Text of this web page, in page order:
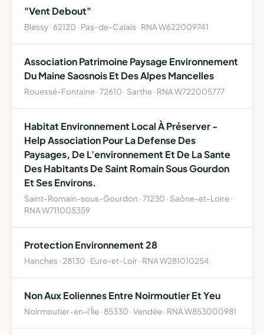
"Vent Debout"
Blessy · 62120 · Pas-de-Calais · RNA W622009741
Association Patrimoine Paysage Environnement
Du Maine Saosnois Et Des Alpes Mancelles
Rouessé-Fontaine · 72610 · Sarthe · RNA W722005777
Habitat Environnement Local À Préserver -
Help Association Pour La Defense Des
Paysages, De L'environnement Et De La Sante
Des Habitants De Saint Romain Sous Gourdon
Et Ses Environs.
Saint-Romain-sous-Gourdon · 71230 · Saône-et-Loire ·
RNA W711005359
Protection Environnement 28
Hanches · 28130 · Eure-et-Loir · RNA W281010254
Non Aux Eoliennes Entre Noirmoutier Et Yeu
Noirmoutier-en-l'Île · 85330 · Vendée · RNA W853000981